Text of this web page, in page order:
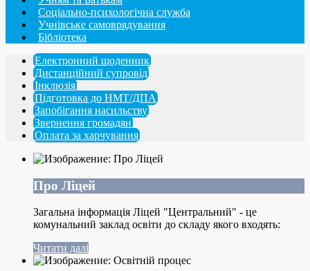
Соціально-психологічна служба
Учнівське самоврядування
Бібліотека
Електронний щоденник
Дистанційний супровід
Інклюзія
Підготовка до НМТ/ДПА
Запобігання насильству
Звернення громадян
Оплата за харчування
Про Ліцей
Загальна інформація Ліцей "Центральний" - це
комунальний заклад освіти до складу якого входять:
Читати далі